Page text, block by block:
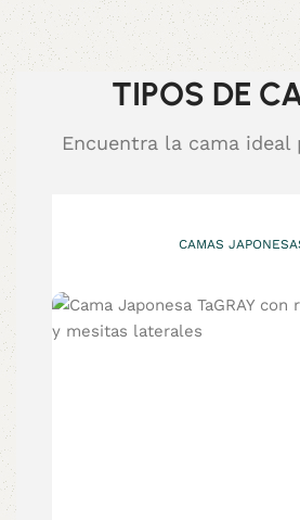
TIPOS DE
Encuentra la cama
CAMAS